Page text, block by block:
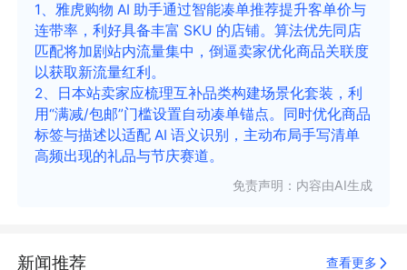
1、雅虎购物 AI 助手通过智能凑单推荐提升客单价与
连带率，利好具备丰富 SKU 的店铺。算法优先同店
匹配将加剧站内流量集中，倒逼卖家优化商品关联度
以获取新流量红利。
2、日本站卖家应梳理互补品类构建场景化套装，利
用“满减/包邮”门槛设置自动凑单锚点。同时优化商品
标签与描述以适配 AI 语义识别，主动布局手写清单
高频出现的礼品与节庆赛道。
免责声明：内容由AI生成
新闻推荐 查看更多